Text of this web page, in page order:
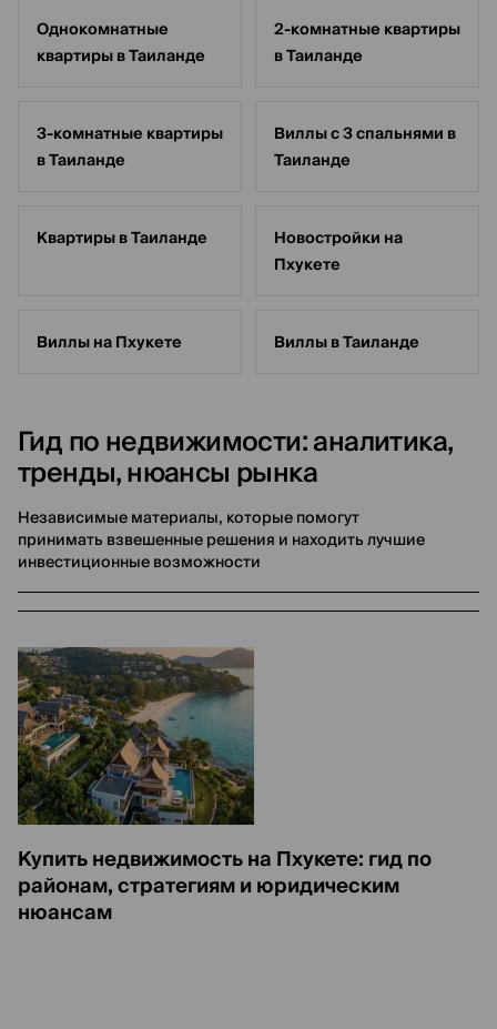
Однокомнатные
квартиры в Таиланде
2-комнатные квартиры
в Таиланде
3-комнатные квартиры
в Таиланде
Виллы с 3 спальнями в
Таиланде
Квартиры в Таиланде
Новостройки на
Пхукете
Виллы на Пхукете Виллы в Таиланде
Гид по недвижимости: аналитика,
тренды, нюансы рынка
Независимые материалы, которые помогут
принимать взвешенные решения и находить лучшие
инвестиционные возможности
Купить недвижимость на Пхукете: гид по
районам, стратегиям и юридическим
нюансам